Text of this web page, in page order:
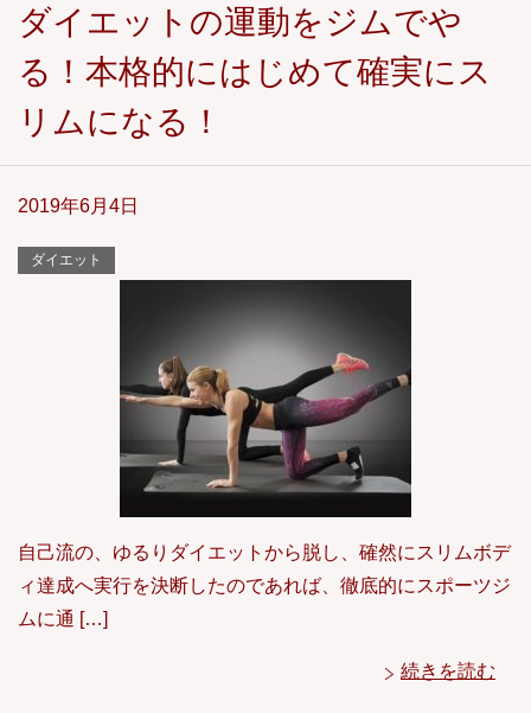
ダイエットの運動をジムでや
る！本格的にはじめて確実にス
リムになる！
2019年6月4日
ダイエット
自己流の、ゆるりダイエットから脱し、確然にスリムボデ
ィ達成へ実行を決断したのであれば、徹底的にスポーツジ
ムに通 […]
続きを読む